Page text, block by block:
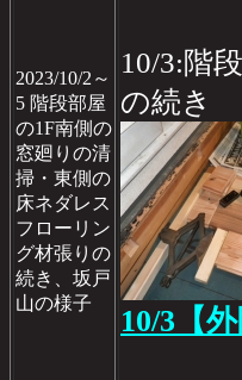
2023/10/2～
5 階段部屋
の1F南側の
窓廻りの清
掃・東側の
床ネダレス
フローリン
グ材張りの
続き、坂戸
山の様子
10/3:階
の続き
10/3【